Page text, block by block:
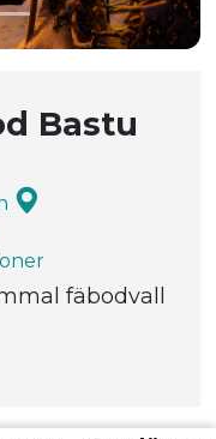
Bastu
fäbodvall